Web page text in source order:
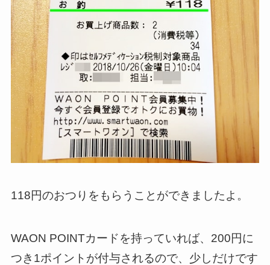
118円のおつりをもらうことができましたよ。
WAON POINTカードを持っていれば、200円に
つき1ポイントが付与されるので、少しだけです